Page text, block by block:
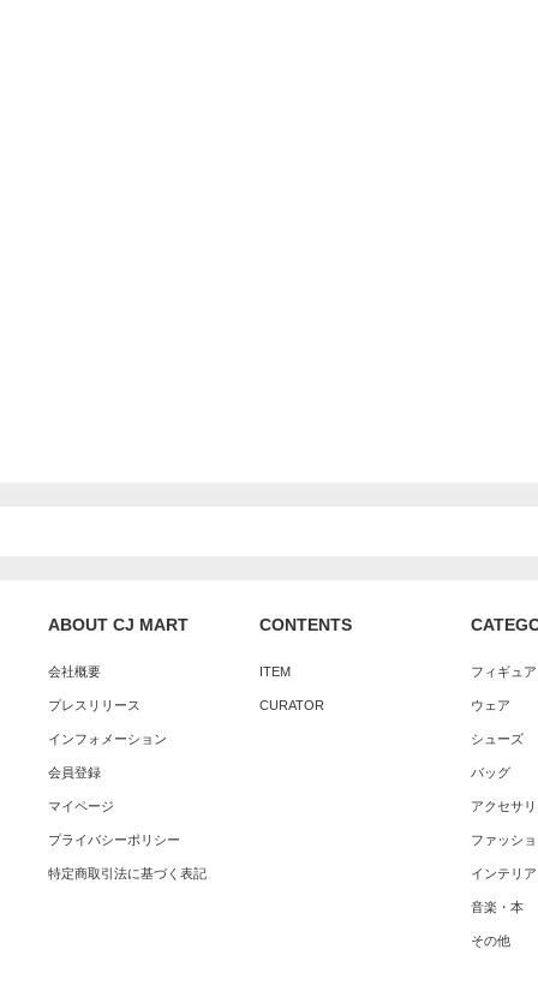
ABOUT CJ MART
会社概要
プレスリリース
インフォメーション
会員登録
マイページ
プライバシーポリシー
特定商取引法に基づく表記
CONTENTS
ITEM
CURATOR
フィギュ
ウェア
シューズ
バッグ
アクセサ
ファッシ
インテリア
音楽・本
その他